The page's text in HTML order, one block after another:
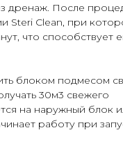
дренаж. После
Steri Clean, при
что способствует
блоком подмесом
30м3 свежего
на наружный блок
работу при